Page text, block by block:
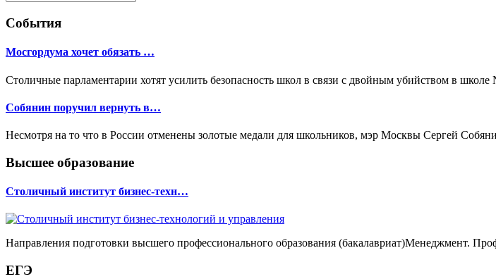
События
Мосгордума хочет обязать …
Столичные парламентарии хотят усилить безопасность школ в связи с двойным убийством в
Собянин поручил вернуть в…
Несмотря на то что в России отменены золотые медали для школьников, мэр Москвы Сергей
Высшее образование
Столичный институт бизнес-техн…
Направления подготовки высшего профессионального образования (бакалавриат)Менеджмент.
ЕГЭ